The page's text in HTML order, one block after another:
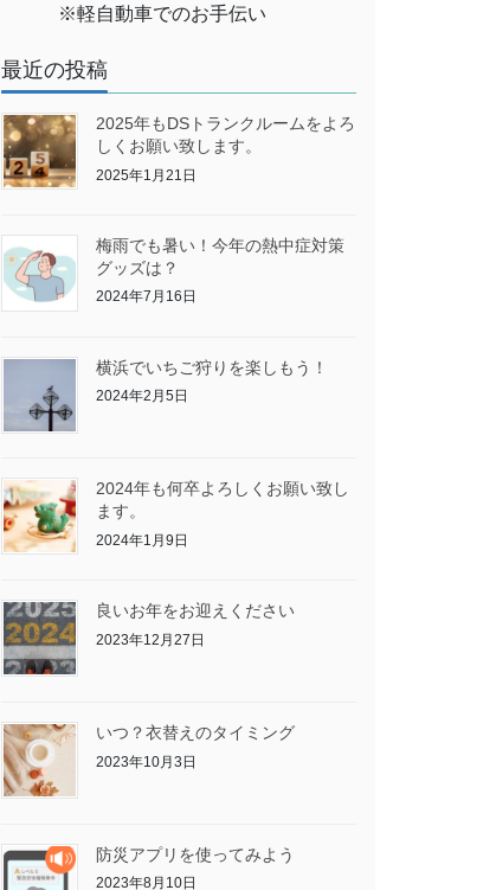
※軽自動車でのお手伝い
最近の投稿
2025年もDSトランクルームをよろ
しくお願い致します。
2025年1月21日
梅雨でも暑い！今年の熱中症対策
グッズは？
2024年7月16日
横浜でいちご狩りを楽しもう！
2024年2月5日
2024年も何卒よろしくお願い致し
ます。
2024年1月9日
良いお年をお迎えください
2023年12月27日
いつ？衣替えのタイミング
2023年10月3日
防災アプリを使ってみよう
2023年8月10日